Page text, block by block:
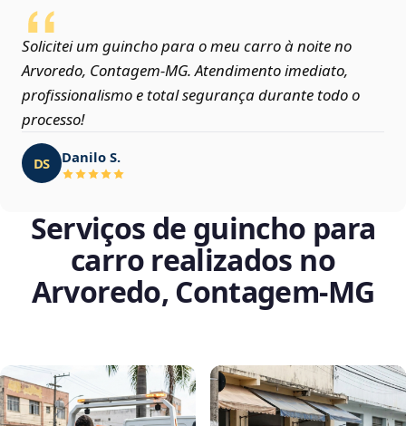
Solicitei um guincho para o meu carro à noite no
Arvoredo, Contagem‑MG. Atendimento imediato,
profissionalismo e total segurança durante todo o
processo!
DS Danilo S.
Serviços de guincho para
carro realizados no
Arvoredo, Contagem‑MG